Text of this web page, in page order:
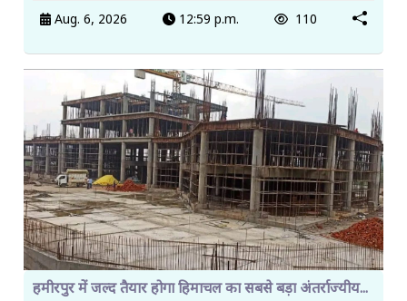
Aug. 6, 2026 12:59 p.m. 110
हमीरपुर में जल्द तैयार होगा हिमाचल का सबसे बड़ा अंतर्राज्यीय...